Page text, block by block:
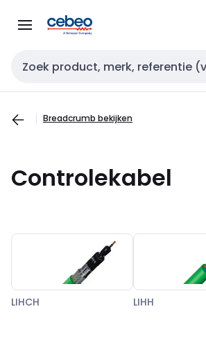
naar
naar
Zoekveld invoer
Breadcrumb bekijken
Controlekabel
LIHCH LIHH